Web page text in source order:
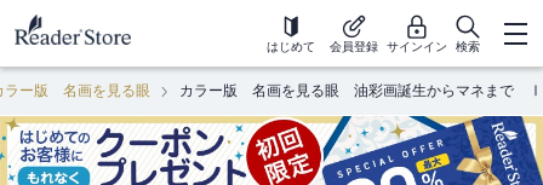
はじめて 会員登録 サインイン 検索
ラー版 名画を見る眼 カラー版 名画を見る眼 油彩画誕生からマネまで Ⅰ